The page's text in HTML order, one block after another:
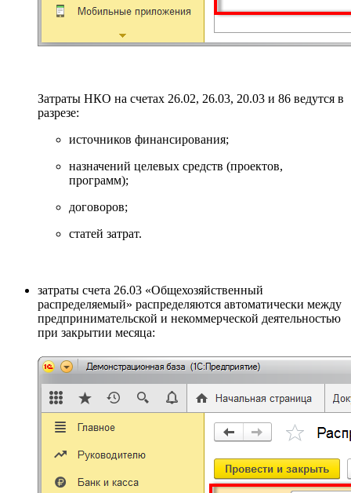
Затраты НКО на счетах 26.02, 26.03, 20.03 и 86 ведутся в
разрезе:
источников финансирования;
назначений целевых средств (проектов,
программ);
договоров;
cтатей затрат.
затраты счета 26.03 «Общехозяйственный
распределяемый» распределяются автоматически между
предпринимательской и некоммерческой деятельностью
при закрытии месяца: